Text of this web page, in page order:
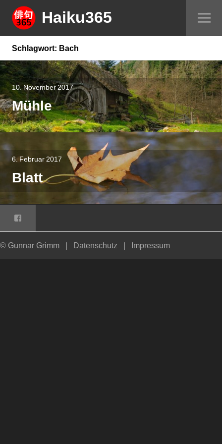
Springe
zum
Inhalt
Haiku365
Schlagwort: Bach
10. November 2017
Mühle
6. Februar 2017
Blatt
Facebook
© Gunnar Grimm | Datenschutz | Impressum